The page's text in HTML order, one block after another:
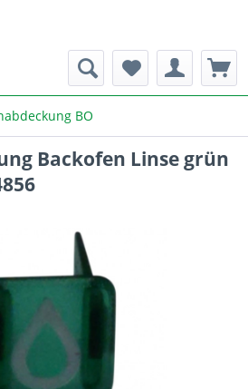
BO
Backofen Linse grün